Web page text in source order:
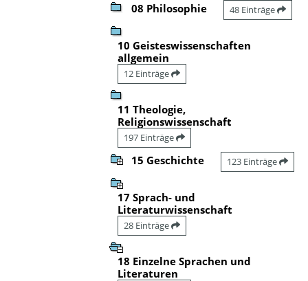
08 Philosophie 48 Einträge
10 Geisteswissenschaften
allgemein
12 Einträge
11 Theologie,
Religionswissenschaft
197 Einträge
15 Geschichte 123 Einträge
17 Sprach- und
Literaturwissenschaft
28 Einträge
18 Einzelne Sprachen und
Literaturen